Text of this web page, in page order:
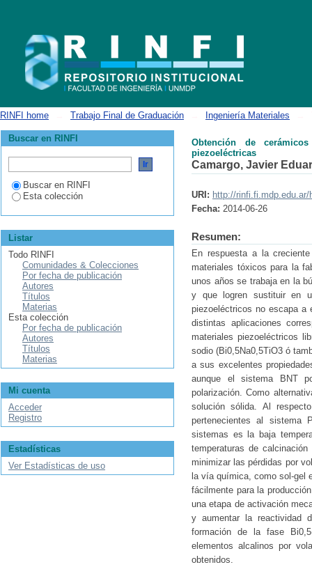
RINFI home Trabajo Final de Graduación Ingeniería Materiales
Obtención de
piezoeléctricas
Camargo, Javier
URI: http://rinfi.fi.mdp.edu.ar/
Fecha: 2014-06-26
Resumen:
En respuesta a la
materiales tóxicos para la
unos años se trabaja en la
y que logren sustituir en
piezoeléctricos no escapa a
distintas aplicaciones
materiales piezoeléctricos
sodio (Bi0,5Na0,5TiO3 ó
a sus excelentes
aunque el sistema BNT
polarización. Como
solución sólida. Al
pertenecientes al sistema
sistemas es la baja
temperaturas de
minimizar las pérdidas por
la vía química, como sol-gel
fácilmente para la
una etapa de activación
y aumentar la reactividad
formación de la fase
elementos alcalinos por
obtenidos.
Buscar en RINFI
Buscar en RINFI
Esta colección
Listar
Todo RINFI
Comunidades & Colecciones
Por fecha de publicación
Autores
Títulos
Materias
Esta colección
Por fecha de publicación
Autores
Títulos
Materias
Mi cuenta
Acceder
Registro
Estadísticas
Ver Estadísticas de uso